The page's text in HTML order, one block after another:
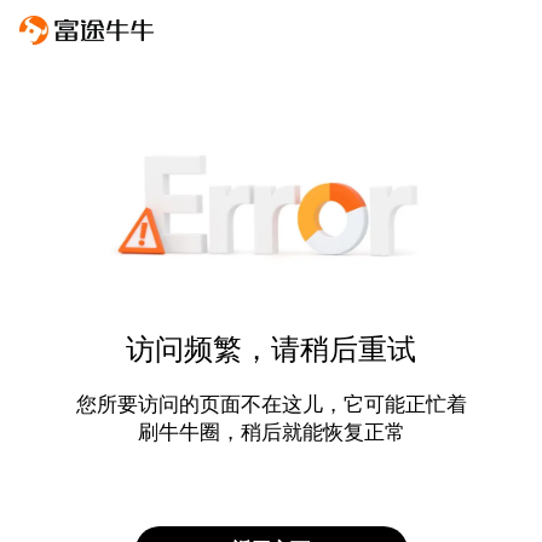
访问频繁，请稍后重试
您所要访问的页面不在这儿，它可能正忙着
刷牛牛圈，稍后就能恢复正常